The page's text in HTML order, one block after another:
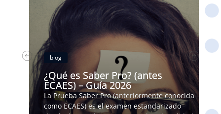
blog
¿Qué es Saber Pro? (antes
ECAES) – Guía 2026
La Prueba Saber Pro (anteriormente conocida
como ECAES) es el examen estandarizado